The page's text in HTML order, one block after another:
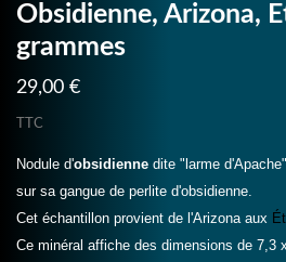
Obsidienne, Arizona,
grammes
29,00 €
TTC
Nodule d'obsidienne dite "larme
sur sa gangue de perlite d'obsidienne.
Cet échantillon provient de l'Arizona aux
Ce minéral affiche des dimensions de 7,3